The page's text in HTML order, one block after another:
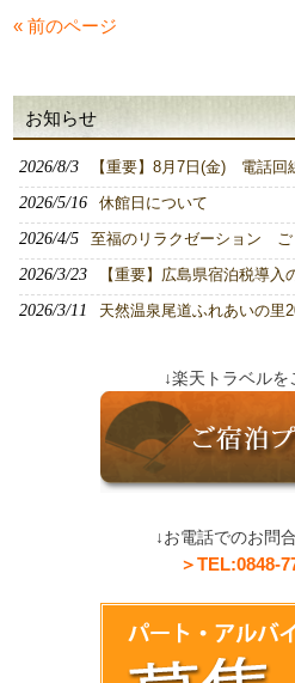
« 前のページ
お知らせ
2026/8/3 【重要】8月7日(金) 電話回
2026/5/16 休館日について
2026/4/5 至福のリラクゼーション
2026/3/23 【重要】広島県宿泊税導入
2026/3/11 天然温泉尾道ふれあいの里
↓楽天トラベルを
↓お電話でのお問
＞TEL:0848-